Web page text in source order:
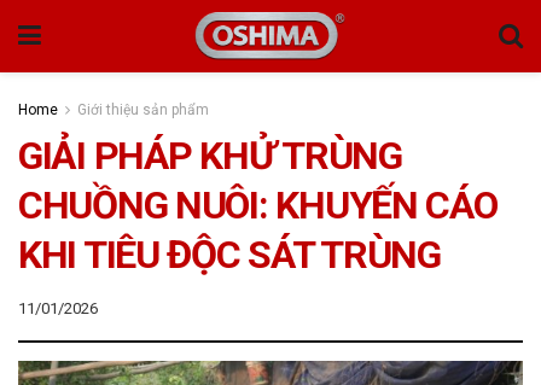
Home Giới thiệu sản phẩm
GIẢI PHÁP KHỬ TRÙNG
CHUỒNG NUÔI: KHUYẾN CÁO
KHI TIÊU ĐỘC SÁT TRÙNG
11/01/2026